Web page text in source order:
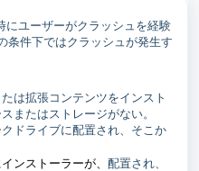
にユーザーがクラッシュを経験
条件下ではクラッシュが発生す
は拡張コンテンツをインスト
またはストレージがない。
ドライブに配置され、そこか
インストーラーが、 配置され、